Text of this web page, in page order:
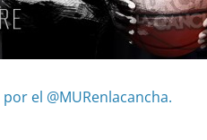
el @MURenlacancha.